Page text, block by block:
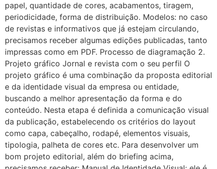
papel, quantidade de cores, acabamentos, tiragem,
periodicidade, forma de distribuição. Modelos: no caso
de revistas e informativos que já estejam circulando,
precisamos receber algumas edições publicadas, tanto
impressas como em PDF. Processo de diagramação 2.
Projeto gráfico Jornal e revista com o seu perfil O
projeto gráfico é uma combinação da proposta editorial
e da identidade visual da empresa ou entidade,
buscando a melhor apresentação da forma e do
conteúdo. Nesta etapa é definida a comunicação visual
da publicação, estabelecendo os critérios do layout
como capa, cabeçalho, rodapé, elementos visuais,
tipologia, palheta de cores etc. Para desenvolver um
bom projeto editorial, além do briefing acima,